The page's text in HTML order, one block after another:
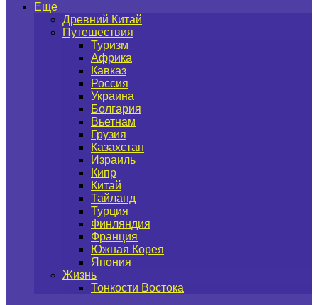
Еще
Древний Китай
Путешествия
Туризм
Африка
Кавказ
Россия
Украина
Болгария
Вьетнам
Грузия
Казахстан
Израиль
Кипр
Китай
Тайланд
Турция
Финляндия
Франция
Южная Корея
Япония
Жизнь
Тонкости Востока